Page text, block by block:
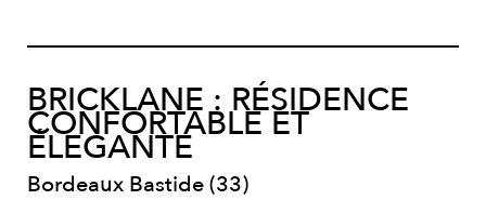
BRICKLANE : RÉSIDENCE
CONFORTABLE ET
ÉLEGANTE
Bordeaux Bastide (33)